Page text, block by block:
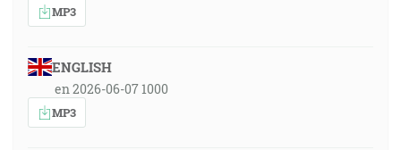
MP3
ENGLISH
en 2026-06-07 1000
MP3